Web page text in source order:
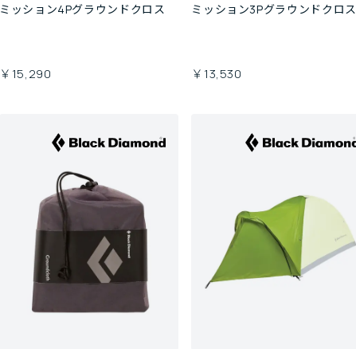
ミッション4Pグラウンドクロス
￥15,290
ミッション3Pグラウンドクロス
￥13,530